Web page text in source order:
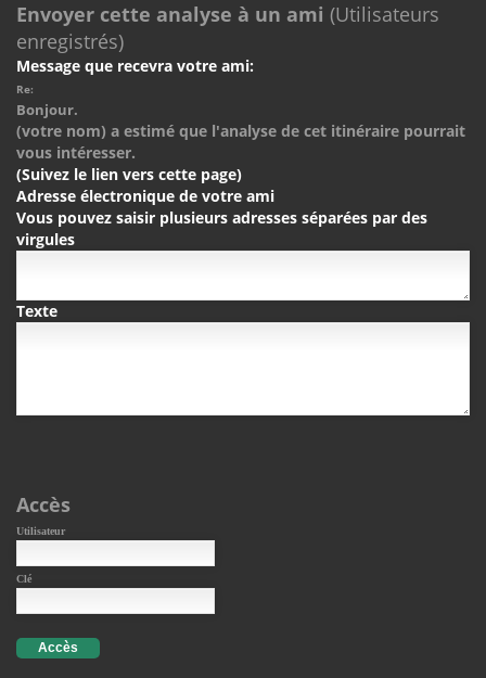
Envoyer cette analyse à un ami (Utilisateurs
enregistrés)
Message que recevra votre ami:
Re:
Bonjour.
(votre nom) a estimé que l'analyse de cet itinéraire pourrait
vous intéresser.
(Suivez le lien vers cette page)
Adresse électronique de votre ami
Vous pouvez saisir plusieurs adresses séparées par des
virgules
Texte
Accès
Utilisateur
Clé
Accès